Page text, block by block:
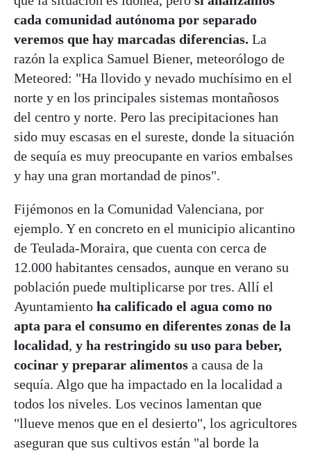
cada comunidad autónoma por separado
veremos que hay marcadas diferencias. La
razón la explica Samuel Biener, meteorólogo de
Meteored: "Ha llovido y nevado muchísimo en el
norte y en los principales sistemas montañosos
del centro y norte. Pero las precipitaciones han
sido muy escasas en el sureste, donde la situación
de sequía es muy preocupante en varios embalses
y hay una gran mortandad de pinos".
Fijémonos en la Comunidad Valenciana, por
ejemplo. Y en concreto en el municipio alicantino
de Teulada-Moraira, que cuenta con cerca de
12.000 habitantes censados, aunque en verano su
población puede multiplicarse por tres. Allí el
Ayuntamiento ha calificado el agua como no
apta para el consumo en diferentes zonas de la
localidad, y ha restringido su uso para beber,
cocinar y preparar alimentos a causa de la
sequía. Algo que ha impactado en la localidad a
todos los niveles. Los vecinos lamentan que
"llueve menos que en el desierto", los agricultores
aseguran que sus cultivos están "al borde la